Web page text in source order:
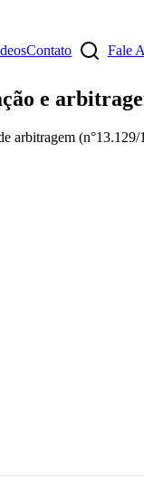
Contato Fale
e
arbitragem